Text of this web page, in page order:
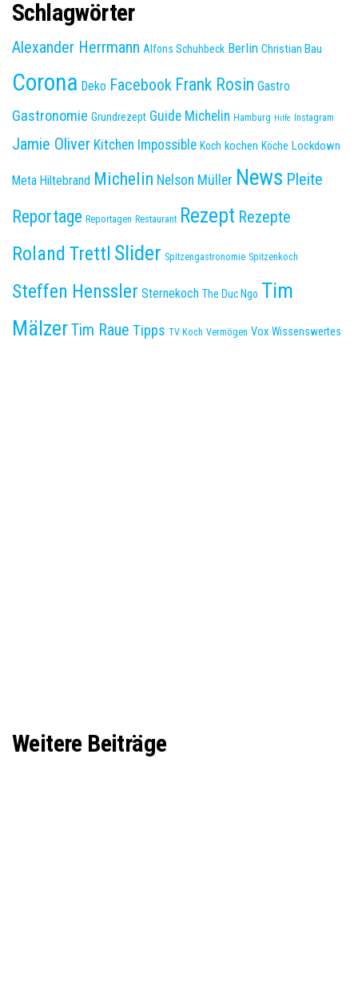
Schlagwörter
Alexander Herrmann Alfons Schuhbeck Berlin Christian Bau
Corona Deko Facebook Frank Rosin Gastro
Gastronomie Grundrezept Guide Michelin Hamburg Hilfe Instagram
Jamie Oliver Kitchen Impossible Koch kochen Köche Lockdown
Meta Hiltebrand Michelin Nelson Müller News Pleite
Reportage Reportagen Restaurant Rezept Rezepte
Roland Trettl Slider Spitzengastronomie Spitzenkoch
Steffen Henssler Sternekoch The Duc Ngo Tim
MälzerTim Raue Tipps TV Koch Vermögen Vox Wissenswertes
Weitere Beiträge